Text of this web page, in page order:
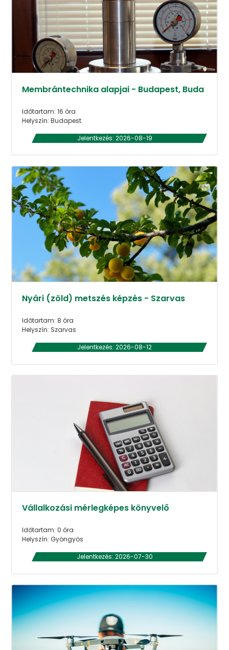
Membrántechnika alapjai - Budapest, Buda
Időtartam: 16 óra
Helyszín: Budapest
Jelentkezés: 2026-08-19
Nyári (zöld) metszés képzés - Szarvas
Időtartam: 8 óra
Helyszín: Szarvas
Jelentkezés: 2026-08-12
Vállalkozási mérlegképes könyvelő
Időtartam: 0 óra
Helyszín: Gyöngyös
Jelentkezés: 2026-07-30